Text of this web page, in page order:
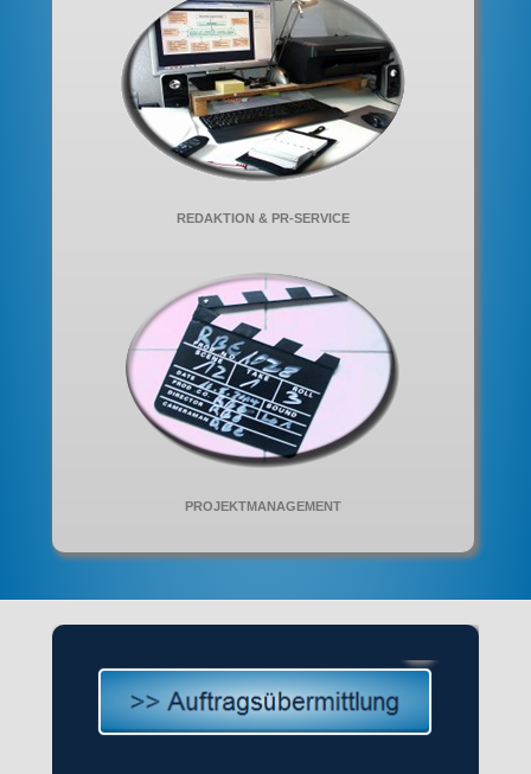
REDAKTION & PR-SERVICE
PROJEKTMANAGEMENT